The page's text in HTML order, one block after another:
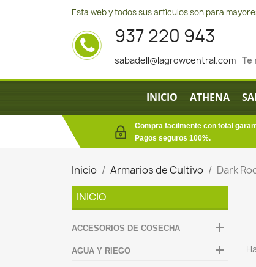
Esta web y todos sus artículos son para
937 220 943
sabadell@lagrowcentral.com Te
INICIO ATHENA
Compra facilmente con total
Pagos seguros 100%.
Inicio Armarios de Cultivo
Dark
INICIO
ACCESORIOS DE COSECHA 
AGUA Y RIEGO 